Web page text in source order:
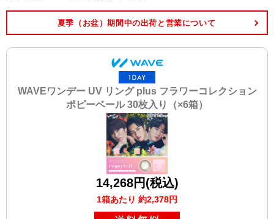
夏季（お盆）期間中の出荷と営業について
WAVEワンデー UV リング plus フラワーコレクション
ポピーベール 30枚入り（×6箱）
14,268円(税込)
1箱あたり 約2,378円